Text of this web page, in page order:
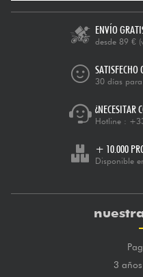
ENVÍO
desde 89 €
SATISFECHO
30 días
¿NECESITAR
Hotline :
+ 10.000
Disponible
3